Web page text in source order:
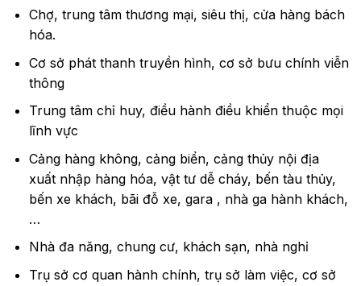
Chợ, trung tâm thương mại, siêu thị, cửa hàng bách
hóa.
Cơ sở phát thanh truyền hình, cơ sở bưu chính viễn
thông
Trung tâm chỉ huy, điều hành điều khiển thuộc mọi
lĩnh vực
Cảng hàng không, cảng biển, cảng thủy nội địa
xuất nhập hàng hóa, vật tư dễ cháy, bến tàu thủy,
bến xe khách, bãi đỗ xe, gara , nhà ga hành khách,
…
Nhà đa năng, chung cư, khách sạn, nhà nghỉ
Trụ sở cơ quan hành chính, trụ sở làm việc, cơ sở